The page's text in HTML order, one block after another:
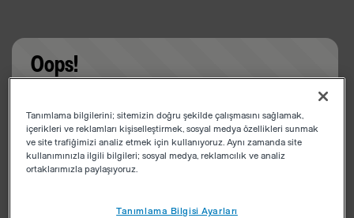
Oops!
app
Tanımlama bilgilerini; sitemizin doğru şekilde çalışmasını sağlamak,
içerikleri ve reklamları kişiselleştirmek, sosyal medya özellikleri sunmak
ve site trafiğimizi analiz etmek için kullanıyoruz. Aynı zamanda site
kullanımınızla ilgili bilgileri; sosyal medya, reklamcılık ve analiz
ortaklarımızla paylaşıyoruz.
Tanımlama Bilgisi Ayarları